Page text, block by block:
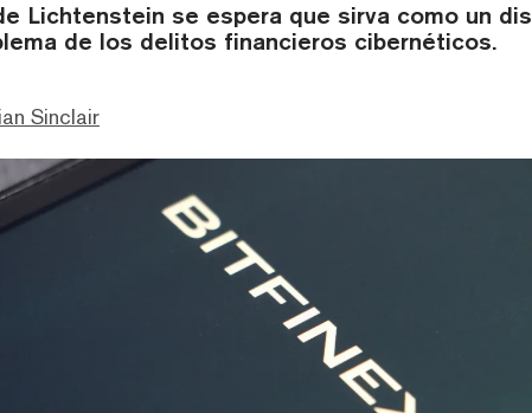
Lichtenstein se espera que sirva como un
de los delitos financieros cibernéticos.
Sinclair